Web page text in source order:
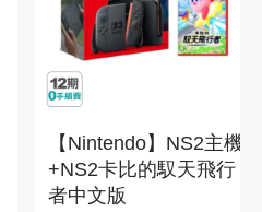
【Nintendo】NS2主機
+NS2卡比的馭天飛行
者中文版